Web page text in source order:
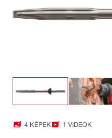
4 KÉPEK 1 VIDEÓK